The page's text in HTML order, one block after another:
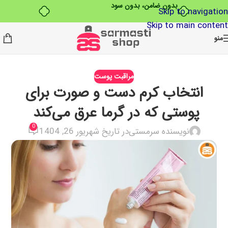
بدون ضامن، بدون سودSkip to navigation
Skip to main content
منو
مراقبت پوست
انتخاب کرم دست و صورت برای
پوستی که در گرما عرق می‌کند
نویسنده سرمستیدر تاریخ شهریور 26, 1404 0